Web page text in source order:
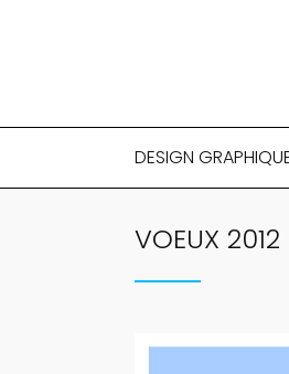
DESIGN
VOEUX 2012